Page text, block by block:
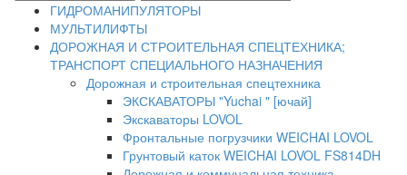
ГИДРОМАНИПУЛЯТОРЫ
МУЛЬТИЛИФТЫ
ДОРОЖНАЯ И СТРОИТЕЛЬНАЯ СПЕЦТЕХНИКА;
ТРАНСПОРТ СПЕЦИАЛЬНОГО НАЗНАЧЕНИЯ
Дорожная и строительная спецтехника
ЭКСКАВАТОРЫ "Yuchai " [ючай]
Экскаваторы LOVOL
Фронтальные погрузчики WEICHAI LOVOL
Грунтовый каток WEICHAI LOVOL FS814DH